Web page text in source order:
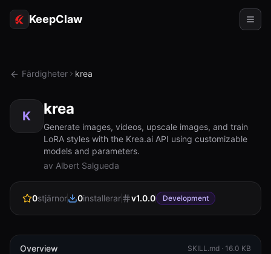
KeepClaw
Tokenåtkomst
Användningsfall
RESURSER
Dokumentation
Färdigheter krea
K krea
Generate images, videos, upscale images, and train
LoRA styles with the Krea.ai API using customizable
models and parameters.
av Albert Salgueda
0stjärnor 0installerar v1.0.0 Development
Overview SKILL.md · 16.0 KB